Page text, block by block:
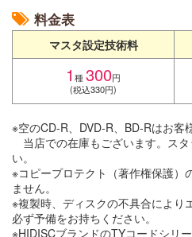
料金表
マスタ設定技術料
1 種300円
(税込330円)
※空のCD-R、DVD-R、BD-Rはお客
当店での在庫もございます。ス
い。
※コピープロテクト（著作権保護）
ません。
※複製時、ディスクの不具合により
必ず予備をお持ちください。
※HIDISCブランドのTYコードシリ